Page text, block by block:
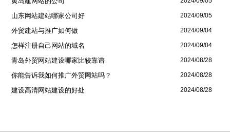
山东网站建站哪家公司好 2024/09/05
外贸建站与推广如何做 2024/09/04
怎样注册自己网站的域名 2024/09/04
青岛外贸网站建设哪家比较靠谱 2024/08/28
你能告诉我如何推广外贸网站吗？ 2024/08/28
建设高清网站建设的好处 2024/08/28